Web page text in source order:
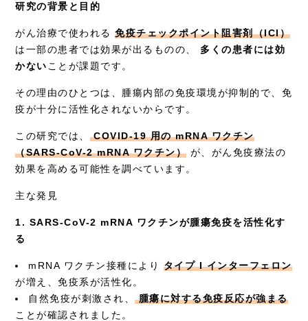
研究の背景と目的
がん治療で使われる免疫チェックポイント阻害剤（ICI）
は一部の患者では効果が出るものの、
多くの患者には効
かない ことが課題です。
その理由のひとつは、腫瘍内部の免疫環境が抑制的で、免
疫が十分に活性化されないからです。
この研究では、 COVID-19 用の mRNA ワクチン
（SARS-CoV-2 mRNA ワクチン） が、がん免疫療法の
効果を高める可能性を調べています。
主な発見
1. SARS-CoV-2 mRNA ワクチンが腫瘍免疫を活性化す
る
mRNA ワクチン接種により タイプ I インターフェロン
が増え、免疫系が活性化。
自然免疫が刺激され、腫瘍に対する免疫反応が強まる
ことが確認されました。